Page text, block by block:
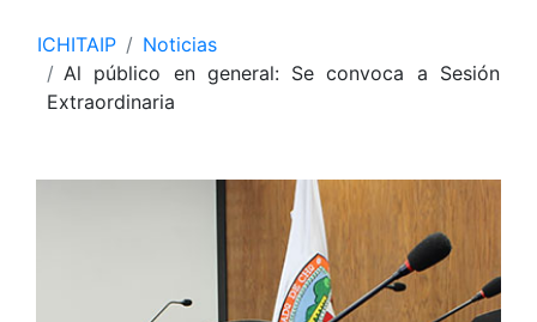
ICHITAIP
Noticias
Al público en general: Se convoca a Sesión
Extraordinaria